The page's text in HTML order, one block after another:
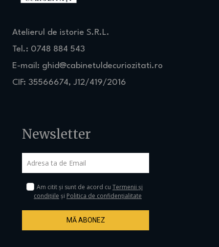
Atelierul de istorie S.R.L.
Tel.: 0748 884 543
E-mail: ghid@cabinetuldecuriozitati.ro
CIF: 35566674, J12/419/2016
Newsletter
Am citit și sunt de acord cu Termenii și
condițiile și Politica de confidențialitate
MĂ ABONEZ